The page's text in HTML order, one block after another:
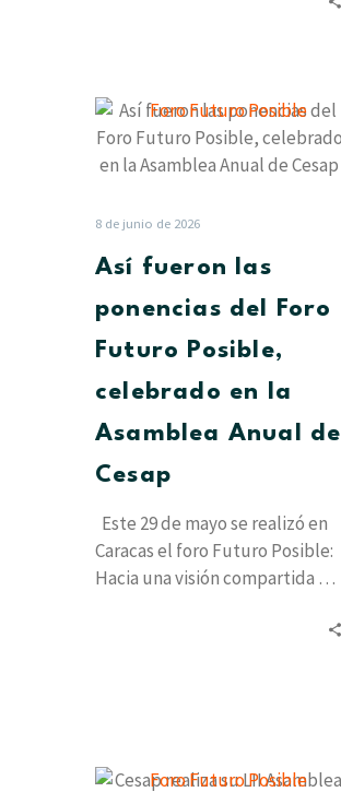
Así
fueron
las
Futuro
Posible,
en
Anual
8 de junio de 2026
Así fueron las
ponencias del Foro
Futuro Posible,
celebrado en la
Asamblea Anual de
Cesap
Este 29 de mayo se realizó en
Caracas el foro Futuro Posible:
Hacia una visión compartida de
Cesap